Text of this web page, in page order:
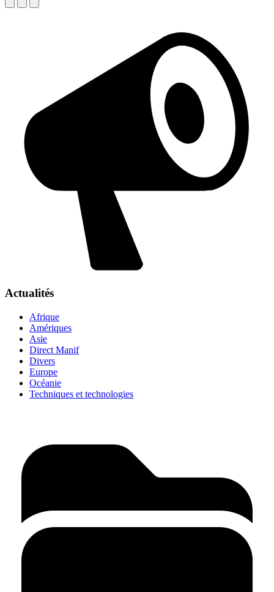
Actualités
Afrique
Amériques
Asie
Direct Manif
Divers
Europe
Océanie
Techniques et technologies